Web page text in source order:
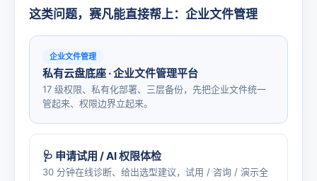
这类问题，赛凡能直接帮上：企业文件管理
企业文件管理
私有云盘底座 · 企业文件管理平台
17 级权限、私有化部署、三层备份，先把企业文件统一
管起来、权限边界立起来。
🩺 申请试用 / AI 权限体检
30 分钟在线诊断、给出选型建议，试用 / 咨询 / 演示全